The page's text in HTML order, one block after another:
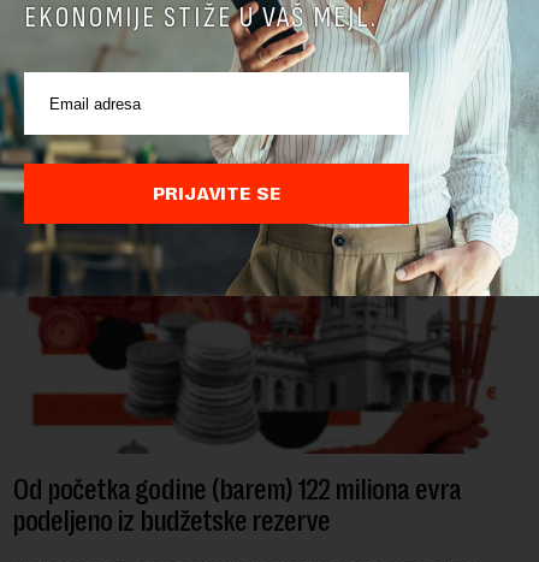
POVEZANI SADRŽAJI
Od početka godine (barem) 122 miliona evra
podeljeno iz budžetske rezerve
EKONOMIJE STIŽE U VAŠ MEJL.
PRIJAVITE SE